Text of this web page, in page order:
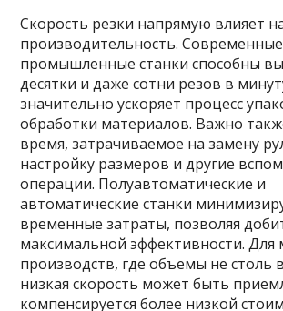
Скорость резки напрямую влияет
производительность. Современные
промышленные станки способны
десятки и даже сотни резов в
значительно ускоряет процесс
обработки материалов. Важно
время, затрачиваемое на замену
настройку размеров и другие
операции. Полуавтоматические и
автоматические станки
временные затраты, позволяя
максимальной эффективности.
производств, где объемы не столь
низкая скорость может быть
компенсируется более низкой